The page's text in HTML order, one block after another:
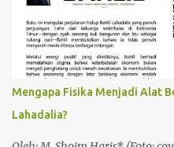
Paripurna DPRD Kabupaten
menegaskan, pembangunan
sumber daya manusia,
pelayanan publik menjadi
dengan tema hari jadi tahun
Kemajengan." Menurut Plt
seremonial. Ini merupakan
sejarah, menghormati jasa
Mengapa Fisika Menjadi Alat
Lahadalia?